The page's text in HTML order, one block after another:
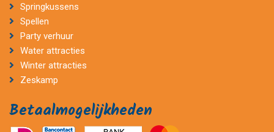
Springkussens
Spellen
Party verhuur
Water attracties
Winter attracties
Zeskamp
Betaalmogelijkheden